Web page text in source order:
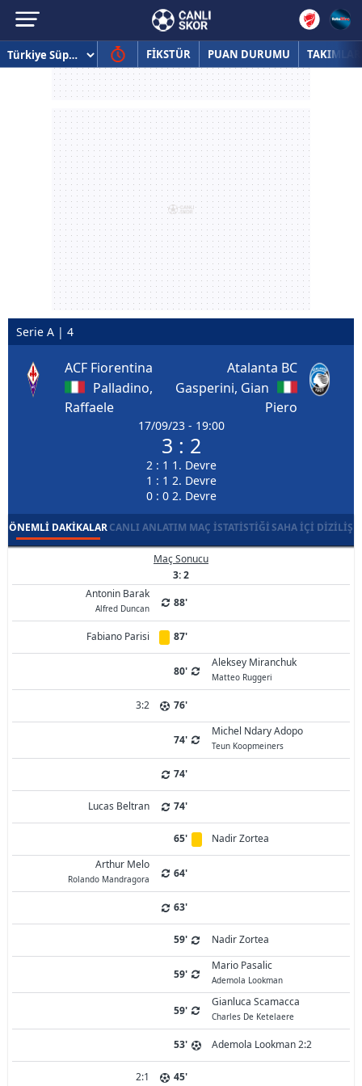
FİKSTÜR PUAN DURUMU TAKIMLAR
Serie A | 4
ACF Fiorentina
Palladino,
Raffaele
17/09/23 - 19:00
3 : 2
2 : 1 1. Devre
1 : 1 2. Devre
0 : 0 2. Devre
Atalanta BC
Gasperini, Gian
Piero
ÖNEMLI DAKIKALARCANLI ANLATIM MAÇ İSTATISTIĞISAHA İÇI DIZILIŞ
Maç Sonucu
3: 2
Antonin Barak
Alfred Duncan 88'
Fabiano Parisi 87'
80'
Aleksey Miranchuk
Matteo Ruggeri
3:2 76'
74'
Michel Ndary Adopo
Teun Koopmeiners
74'
Lucas Beltran 74'
65'
Nadir Zortea
Arthur Melo
Rolando Mandragora 64'
63'
59' Nadir Zortea
59'
Mario Pasalic
Ademola Lookman
59'
Gianluca Scamacca
Charles De Ketelaere
53' Ademola Lookman 2:2
2:1 45'